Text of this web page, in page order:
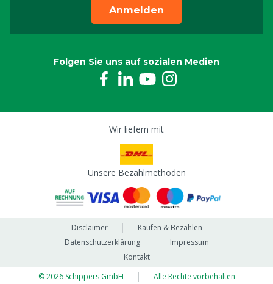
Anmelden
Folgen Sie uns auf sozialen Medien
Wir liefern mit
Unsere Bezahlmethoden
Disclaimer
Kaufen & Bezahlen
Datenschutzerklärung
Impressum
Kontakt
© 2026 Schippers GmbH
Alle Rechte vorbehalten